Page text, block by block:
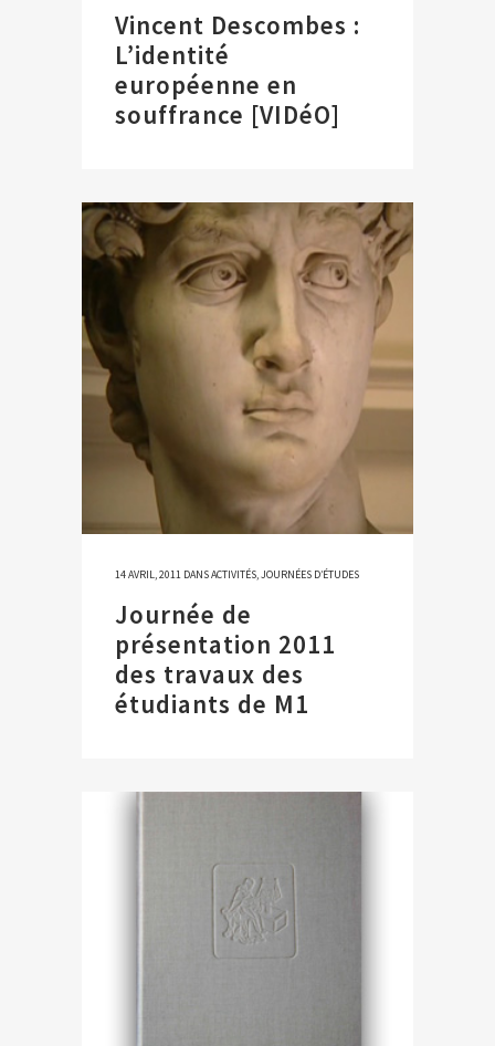
Vincent Descombes :
L’identité
européenne en
souffrance [VIDéO]
14 AVRIL, 2011 DANSACTIVITÉS,JOURNÉES D’ÉTUDES
Journée de
présentation 2011
des travaux des
étudiants de M1